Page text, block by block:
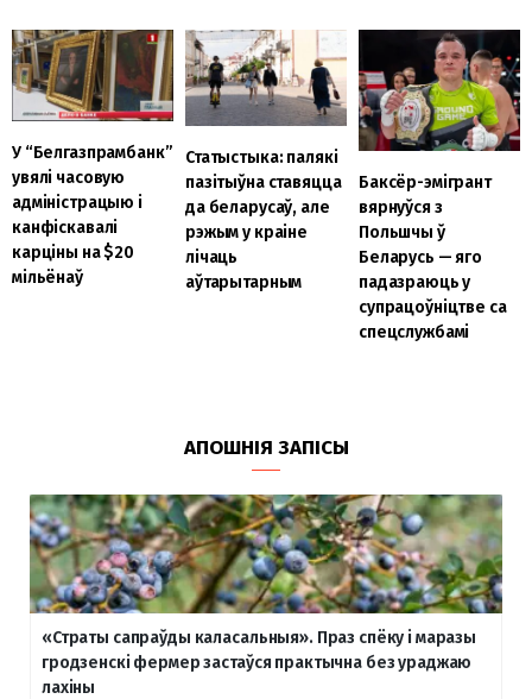
У “Белгазпрамбанк”
увялі часовую
адміністрацыю і
канфіскавалі
карціны на $20
мільёнаў
Статыстыка: палякі
пазітыўна ставяцца
да беларусаў, але
рэжым у краіне
лічаць
аўтарытарным
Баксёр-эмігрант
вярнуўся з
Польшчы ў
Беларусь — яго
падазраюць у
супрацоўніцтве са
спецслужбамі
АПОШНІЯ ЗАПІСЫ
«Страты сапраўды каласальныя». Праз спёку і маразы
гродзенскі фермер застаўся практычна без ураджаю
лахіны